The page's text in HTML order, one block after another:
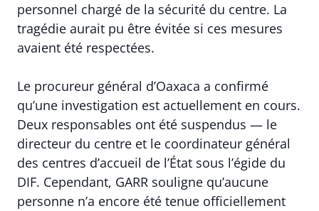
personnel chargé de la sécurité du centre. La
tragédie aurait pu être évitée si ces mesures
avaient été respectées.
Le procureur général d’Oaxaca a confirmé
qu’une investigation est actuellement en cours.
Deux responsables ont été suspendus — le
directeur du centre et le coordinateur général
des centres d’accueil de l’État sous l’égide du
DIF. Cependant, GARR souligne qu’aucune
personne n’a encore été tenue officiellement